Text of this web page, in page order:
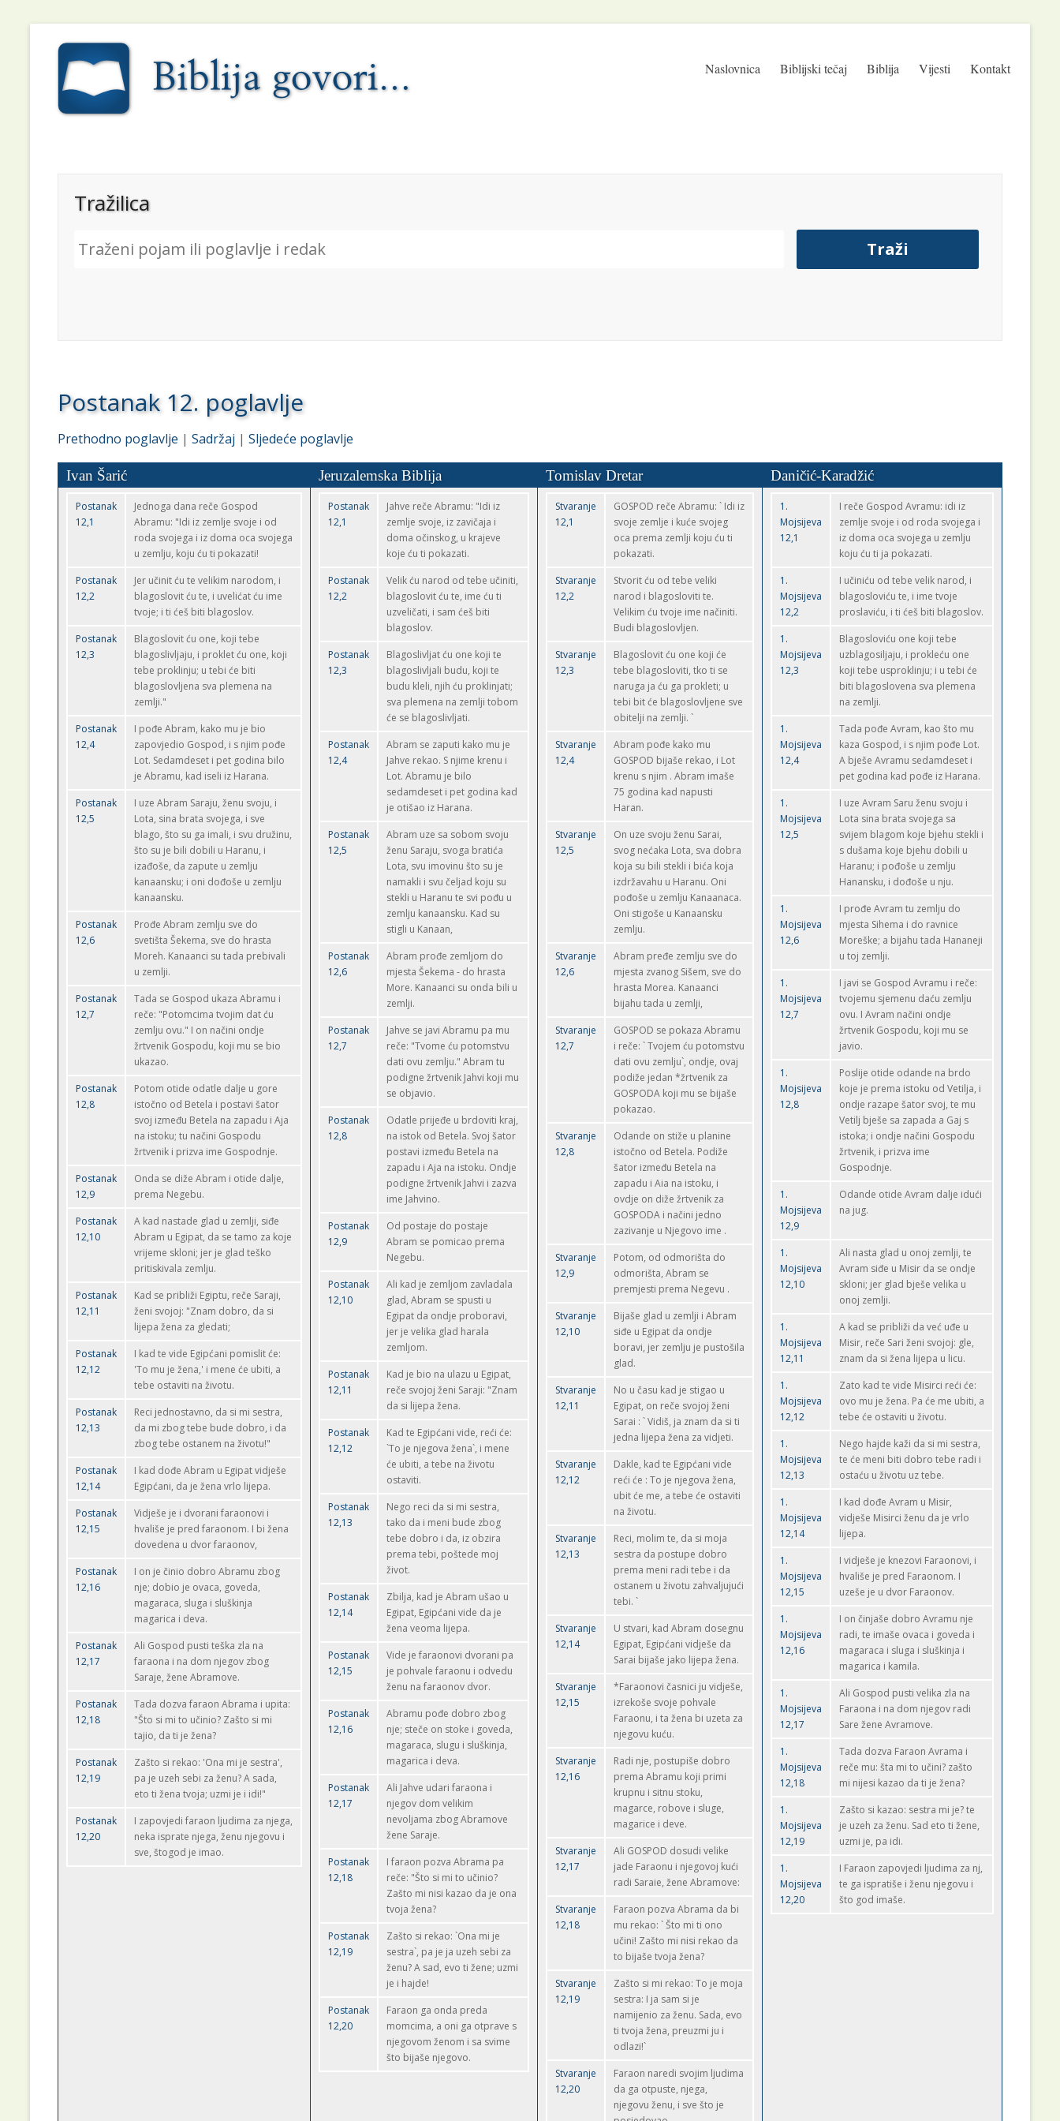
Naslovnica Biblijski tečaj Biblija Vijesti Kontakt
Tražilica
Postanak 12. poglavlje
Prethodno poglavlje | Sadržaj | Sljedeće poglavlje
Ivan Šarić Jeruzalemska Biblija Tomislav Dretar Daničić-Karadžić
Postanak
12,1
Jednoga dana reče Gospod
Abramu: "Idi iz zemlje svoje i od
roda svojega i iz doma oca svojega
u zemlju, koju ću ti pokazati!
Postanak
12,2
Jer učinit ću te velikim narodom, i
blagoslovit ću te, i uvelićat ću ime
tvoje; i ti ćeš biti blagoslov.
Postanak
12,3
Blagoslovit ću one, koji tebe
blagoslivljaju, i proklet ću one, koji
tebe proklinju; u tebi će biti
blagoslovljena sva plemena na
zemlji."
Postanak
12,4
I pođe Abram, kako mu je bio
zapovjedio Gospod, i s njim pođe
Lot. Sedamdeset i pet godina bilo
je Abramu, kad iseli iz Harana.
Postanak
12,5
I uze Abram Saraju, ženu svoju, i
Lota, sina brata svojega, i sve
blago, što su ga imali, i svu družinu,
što su je bili dobili u Haranu, i
izađoše, da zapute u zemlju
kanaansku; i oni dođoše u zemlju
kanaansku.
Postanak
12,6
Prođe Abram zemlju sve do
svetišta Šekema, sve do hrasta
Moreh. Kanaanci su tada prebivali
u zemlji.
Postanak
12,7
Tada se Gospod ukaza Abramu i
reče: "Potomcima tvojim dat ću
zemlju ovu." I on načini ondje
žrtvenik Gospodu, koji mu se bio
ukazao.
Postanak
12,8
Potom otide odatle dalje u gore
istočno od Betela i postavi šator
svoj između Betela na zapadu i Aja
na istoku; tu načini Gospodu
žrtvenik i prizva ime Gospodnje.
Postanak
12,9
Onda se diže Abram i otide dalje,
prema Negebu.
Postanak
12,10
A kad nastade glad u zemlji, siđe
Abram u Egipat, da se tamo za koje
vrijeme skloni; jer je glad teško
pritiskivala zemlju.
Postanak
12,11
Kad se približi Egiptu, reče Saraji,
ženi svojoj: "Znam dobro, da si
lijepa žena za gledati;
Postanak
12,12
I kad te vide Egipćani pomislit će:
'To mu je žena,' i mene će ubiti, a
tebe ostaviti na životu.
Postanak
12,13
Reci jednostavno, da si mi sestra,
da mi zbog tebe bude dobro, i da
zbog tebe ostanem na životu!"
Postanak
12,14
I kad dođe Abram u Egipat vidješe
Egipćani, da je žena vrlo lijepa.
Postanak
12,15
Vidješe je i dvorani faraonovi i
hvališe je pred faraonom. I bi žena
dovedena u dvor faraonov,
Postanak
12,16
I on je činio dobro Abramu zbog
nje; dobio je ovaca, goveda,
magaraca, sluga i sluškinja
magarica i deva.
Postanak
12,17
Ali Gospod pusti teška zla na
faraona i na dom njegov zbog
Saraje, žene Abramove.
Postanak
12,18
Tada dozva faraon Abrama i upita:
"Što si mi to učinio? Zašto si mi
tajio, da ti je žena?
Postanak
12,19
Zašto si rekao: 'Ona mi je sestra',
pa je uzeh sebi za ženu? A sada,
eto ti žena tvoja; uzmi je i idi!"
Postanak
12,20
I zapovjedi faraon ljudima za njega,
neka isprate njega, ženu njegovu i
sve, štogod je imao.
Postanak
12,1
Jahve reče Abramu: "Idi iz
zemlje svoje, iz zavičaja i
doma očinskog, u krajeve
koje ću ti pokazati.
Postanak
12,2
Velik ću narod od tebe učiniti,
blagoslovit ću te, ime ću ti
uzveličati, i sam ćeš biti
blagoslov.
Postanak
12,3
Blagoslivljat ću one koji te
blagoslivljali budu, koji te
budu kleli, njih ću proklinjati;
sva plemena na zemlji tobom
će se blagoslivljati.
Postanak
12,4
Abram se zaputi kako mu je
Jahve rekao. S njime krenu i
Lot. Abramu je bilo
sedamdeset i pet godina kad
je otišao iz Harana.
Postanak
12,5
Abram uze sa sobom svoju
ženu Saraju, svoga bratića
Lota, svu imovinu što su je
namakli i svu čeljad koju su
stekli u Haranu te svi pođu u
zemlju kanaansku. Kad su
stigli u Kanaan,
Postanak
12,6
Abram prođe zemljom do
mjesta Šekema - do hrasta
More. Kanaanci su onda bili u
zemlji.
Postanak
12,7
Jahve se javi Abramu pa mu
reče: "Tvome ću potomstvu
dati ovu zemlju." Abram tu
podigne žrtvenik Jahvi koji mu
se objavio.
Postanak
12,8
Odatle prijeđe u brdoviti kraj,
na istok od Betela. Svoj šator
postavi između Betela na
zapadu i Aja na istoku. Ondje
podigne žrtvenik Jahvi i zazva
ime Jahvino.
Postanak
12,9
Od postaje do postaje
Abram se pomicao prema
Negebu.
Postanak
12,10
Ali kad je zemljom zavladala
glad, Abram se spusti u
Egipat da ondje proboravi,
jer je velika glad harala
zemljom.
Postanak
12,11
Kad je bio na ulazu u Egipat,
reče svojoj ženi Saraji: "Znam
da si lijepa žena.
Postanak
12,12
Kad te Egipćani vide, reći će:
`To je njegova žena`, i mene
će ubiti, a tebe na životu
ostaviti.
Postanak
12,13
Nego reci da si mi sestra,
tako da i meni bude zbog
tebe dobro i da, iz obzira
prema tebi, poštede moj
život.
Postanak
12,14
Zbilja, kad je Abram ušao u
Egipat, Egipćani vide da je
žena veoma lijepa.
Postanak
12,15
Vide je faraonovi dvorani pa
je pohvale faraonu i odvedu
ženu na faraonov dvor.
Postanak
12,16
Abramu pođe dobro zbog
nje; steče on stoke i goveda,
magaraca, slugu i sluškinja,
magarica i deva.
Postanak
12,17
Ali Jahve udari faraona i
njegov dom velikim
nevoljama zbog Abramove
žene Saraje.
Postanak
12,18
I faraon pozva Abrama pa
reče: "Što si mi to učinio?
Zašto mi nisi kazao da je ona
tvoja žena?
Postanak
12,19
Zašto si rekao: `Ona mi je
sestra`, pa je ja uzeh sebi za
ženu? A sad, evo ti žene; uzmi
je i hajde!
Postanak
12,20
Faraon ga onda preda
momcima, a oni ga otprave s
njegovom ženom i sa svime
što bijaše njegovo.
Stvaranje
12,1
GOSPOD reče Abramu: ` Idi iz
svoje zemlje i kuće svojeg
oca prema zemlji koju ću ti
pokazati.
Stvaranje
12,2
Stvorit ću od tebe veliki
narod i blagosloviti te.
Velikim ću tvoje ime načiniti.
Budi blagoslovljen.
Stvaranje
12,3
Blagoslovit ću one koji će
tebe blagosloviti, tko ti se
naruga ja ću ga prokleti; u
tebi bit će blagoslovljene sve
obitelji na zemlji. `
Stvaranje
12,4
Abram pođe kako mu
GOSPOD bijaše rekao, i Lot
krenu s njim . Abram imaše
75 godina kad napusti
Haran.
Stvaranje
12,5
On uze svoju ženu Sarai,
svog nećaka Lota, sva dobra
koja su bili stekli i bića koja
izdržavahu u Haranu. Oni
pođoše u zemlju Kanaanaca.
Oni stigoše u Kanaansku
zemlju.
Stvaranje
12,6
Abram pređe zemlju sve do
mjesta zvanog Sišem, sve do
hrasta Morea. Kanaanci
bijahu tada u zemlji,
Stvaranje
12,7
GOSPOD se pokaza Abramu
i reče: ` Tvojem ću potomstvu
dati ovu zemlju`, ondje, ovaj
podiže jedan *žrtvenik za
GOSPODA koji mu se bijaše
pokazao.
Stvaranje
12,8
Odande on stiže u planine
istočno od Betela. Podiže
šator između Betela na
zapadu i Aia na istoku, i
ovdje on diže žrtvenik za
GOSPODA i načini jedno
zazivanje u Njegovo ime .
Stvaranje
12,9
Potom, od odmorišta do
odmorišta, Abram se
premjesti prema Negevu .
Stvaranje
12,10
Bijaše glad u zemlji i Abram
siđe u Egipat da ondje
boravi, jer zemlju je pustošila
glad.
Stvaranje
12,11
No u času kad je stigao u
Egipat, on reče svojoj ženi
Sarai : ` Vidiš, ja znam da si ti
jedna lijepa žena za vidjeti.
Stvaranje
12,12
Dakle, kad te Egipćani vide
reći će : To je njegova žena,
ubit će me, a tebe će ostaviti
na životu.
Stvaranje
12,13
Reci, molim te, da si moja
sestra da postupe dobro
prema meni radi tebe i da
ostanem u životu zahvaljujući
tebi. `
Stvaranje
12,14
U stvari, kad Abram dosegnu
Egipat, Egipćani vidješe da
Sarai bijaše jako lijepa žena.
Stvaranje
12,15
*Faraonovi časnici ju vidješe,
izrekoše svoje pohvale
Faraonu, i ta žena bi uzeta za
njegovu kuću.
Stvaranje
12,16
Radi nje, postupiše dobro
prema Abramu koji primi
krupnu i sitnu stoku,
magarce, robove i sluge,
magarice i deve.
Stvaranje
12,17
Ali GOSPOD dosudi velike
jade Faraonu i njegovoj kući
radi Saraie, žene Abramove:
Stvaranje
12,18
Faraon pozva Abrama da bi
mu rekao: ` Što mi ti ono
učini! Zašto mi nisi rekao da
to bijaše tvoja žena?
Stvaranje
12,19
Zašto si mi rekao: To je moja
sestra: I ja sam si je
namijenio za ženu. Sada, evo
ti tvoja žena, preuzmi ju i
odlazi!`
Stvaranje
12,20
Faraon naredi svojim ljudima
da ga otpuste, njega,
njegovu ženu, i sve što je
1.
Mojsijeva
12,1
I reče Gospod Avramu: idi iz
zemlje svoje i od roda svojega i
iz doma oca svojega u zemlju
koju ću ti ja pokazati.
1.
Mojsijeva
12,2
I učiniću od tebe velik narod, i
blagosloviću te, i ime tvoje
proslaviću, i ti ćeš biti blagoslov.
1.
Mojsijeva
12,3
Blagosloviću one koji tebe
uzblagosiljaju, i prokleću one
koji tebe usproklinju; i u tebi će
biti blagoslovena sva plemena
na zemlji.
1.
Mojsijeva
12,4
Tada pođe Avram, kao što mu
kaza Gospod, i s njim pođe Lot.
A bješe Avramu sedamdeset i
pet godina kad pođe iz Harana.
1.
Mojsijeva
12,5
I uze Avram Saru ženu svoju i
Lota sina brata svojega sa
svijem blagom koje bjehu stekli i
s dušama koje bjehu dobili u
Haranu; i pođoše u zemlju
Hanansku, i dođoše u nju.
1.
Mojsijeva
12,6
I prođe Avram tu zemlju do
mjesta Sihema i do ravnice
Moreške; a bijahu tada Hananeji
u toj zemlji.
1.
Mojsijeva
12,7
I javi se Gospod Avramu i reče:
tvojemu sjemenu daću zemlju
ovu. I Avram načini ondje
žrtvenik Gospodu, koji mu se
javio.
1.
Mojsijeva
12,8
Poslije otide odande na brdo
koje je prema istoku od Vetilja, i
ondje razape šator svoj, te mu
Vetilj bješe sa zapada a Gaj s
istoka; i ondje načini Gospodu
žrtvenik, i prizva ime
Gospodnje.
1.
Mojsijeva
12,9
Odande otide Avram dalje idući
na jug.
1.
Mojsijeva
12,10
Ali nasta glad u onoj zemlji, te
Avram siđe u Misir da se ondje
skloni; jer glad bješe velika u
onoj zemlji.
1.
Mojsijeva
12,11
A kad se približi da već uđe u
Misir, reče Sari ženi svojoj: gle,
znam da si žena lijepa u licu.
1.
Mojsijeva
12,12
Zato kad te vide Misirci reći će:
ovo mu je žena. Pa će me ubiti, a
tebe će ostaviti u životu.
1.
Mojsijeva
12,13
Nego hajde kaži da si mi sestra,
te će meni biti dobro tebe radi i
ostaću u životu uz tebe.
1.
Mojsijeva
12,14
I kad dođe Avram u Misir,
vidješe Misirci ženu da je vrlo
lijepa.
1.
Mojsijeva
12,15
I vidješe je knezovi Faraonovi, i
hvališe je pred Faraonom. I
uzeše je u dvor Faraonov.
1.
Mojsijeva
12,16
I on činjaše dobro Avramu nje
radi, te imaše ovaca i goveda i
magaraca i sluga i sluškinja i
magarica i kamila.
1.
Mojsijeva
12,17
Ali Gospod pusti velika zla na
Faraona i na dom njegov radi
Sare žene Avramove.
1.
Mojsijeva
12,18
Tada dozva Faraon Avrama i
reče mu: šta mi to učini? zašto
mi nijesi kazao da ti je žena?
1.
Mojsijeva
12,19
Zašto si kazao: sestra mi je? te
je uzeh za ženu. Sad eto ti žene,
uzmi je, pa idi.
1.
Mojsijeva
12,20
I Faraon zapovjedi ljudima za nj,
te ga ispratiše i ženu njegovu i
što god imaše.